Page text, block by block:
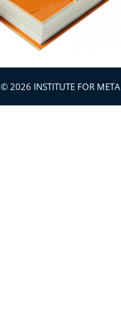
© 2026 INSTITUTE FOR